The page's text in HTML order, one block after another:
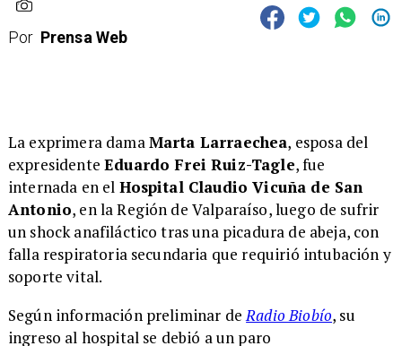
Por Prensa Web
La exprimera damaMarta Larraechea, esposa del
expresidenteEduardo Frei Ruiz-Tagle, fue
internada en el Hospital Claudio Vicuña de San
Antonio, en la Región de Valparaíso, luego de sufrir
un shock anafiláctico tras una picadura de abeja, con
falla respiratoria secundaria que requirió intubación y
soporte vital.
Según información preliminar de Radio Biobío, su
ingreso al hospital se debió a un paro